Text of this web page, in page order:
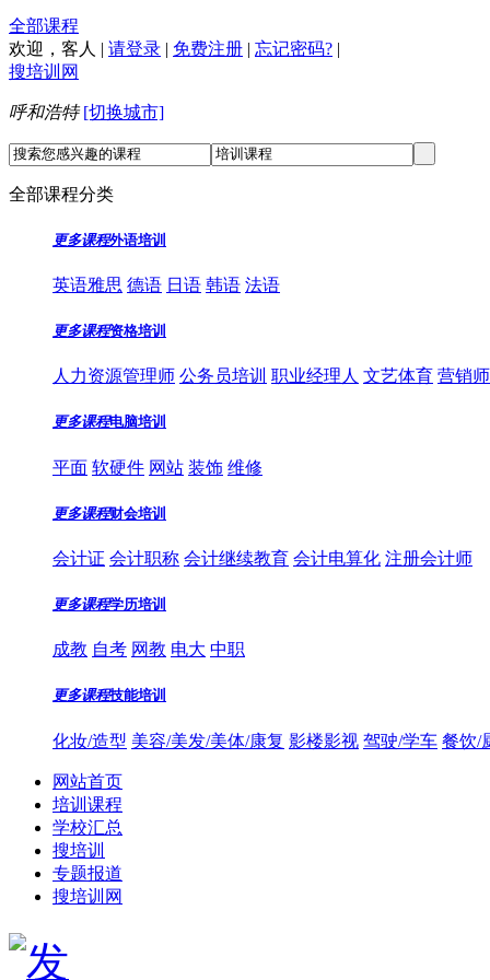
全部课程
欢迎， 客人 | 请登录 | 免费注册 | 忘记密码? |
搜培训网
呼和浩特 [切换城市]
全部课程分类
更多课程外语培训
英语雅思 德语 日语 韩语 法语
更多课程资格培训
人力资源管理师 公务员培训 职业经理人 文艺体育 营销
更多课程电脑培训
平面 软硬件 网站 装饰 维修
更多课程财会培训
会计证 会计职称 会计继续教育 会计电算化 注册会计师
更多课程学历培训
成教 自考 网教 电大 中职
更多课程技能培训
化妆/造型 美容/美发/美体/康复 影楼影视 驾驶/学车 餐饮/
网站首页
培训课程
学校汇总
搜培训
专题报道
搜培训网